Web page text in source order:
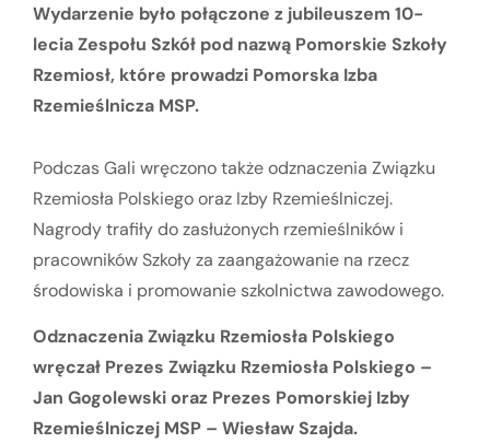
Wydarzenie było połączone z jubileuszem 10-
lecia Zespołu Szkół pod nazwą Pomorskie Szkoły
Rzemiosł, które prowadzi Pomorska Izba
Rzemieślnicza MSP.
Podczas Gali wręczono także odznaczenia Związku
Rzemiosła Polskiego oraz Izby Rzemieślniczej.
Nagrody trafiły do zasłużonych rzemieślników i
pracowników Szkoły za zaangażowanie na rzecz
środowiska i promowanie szkolnictwa zawodowego.
Odznaczenia Związku Rzemiosła Polskiego
wręczał Prezes Związku Rzemiosła Polskiego –
Jan Gogolewski oraz Prezes Pomorskiej Izby
Rzemieślniczej MSP – Wiesław Szajda.